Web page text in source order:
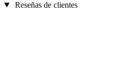
Reseñas de clientes